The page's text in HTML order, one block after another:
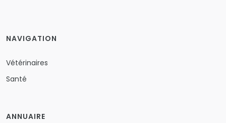
NAVIGATION
Vétérinaires
Santé
ANNUAIRE